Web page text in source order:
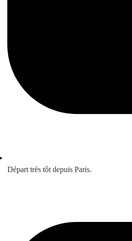
Départ très tôt depuis Paris.